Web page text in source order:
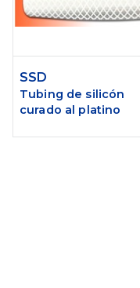
SSD
Tubing de silicón
curado al platino